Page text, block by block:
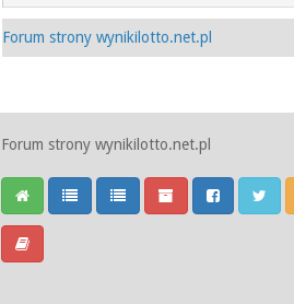
Forum strony wynikilotto.net.pl
Forum strony wynikilotto.net.pl